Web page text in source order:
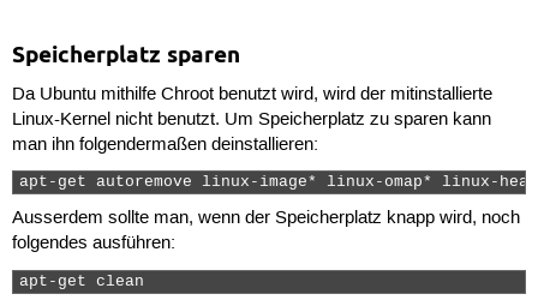
Speicherplatz sparen
Da Ubuntu mithilfe Chroot benutzt wird, wird der mitinstallierte
Linux-Kernel nicht benutzt. Um Speicherplatz zu sparen kann
man ihn folgendermaßen deinstallieren:
apt-get autoremove linux-image* linux-omap* linux-
Ausserdem sollte man, wenn der Speicherplatz knapp wird, noch
folgendes ausführen:
apt-get clean